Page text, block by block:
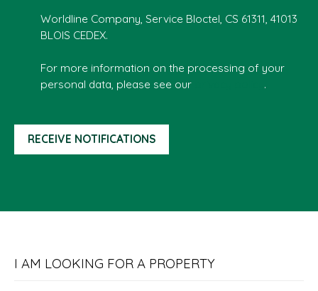
Worldline Company, Service Bloctel, CS 61311, 41013
BLOIS CEDEX.
For more information on the processing of your
personal data, please see our
.
RECEIVE NOTIFICATIONS
I AM LOOKING FOR A PROPERTY